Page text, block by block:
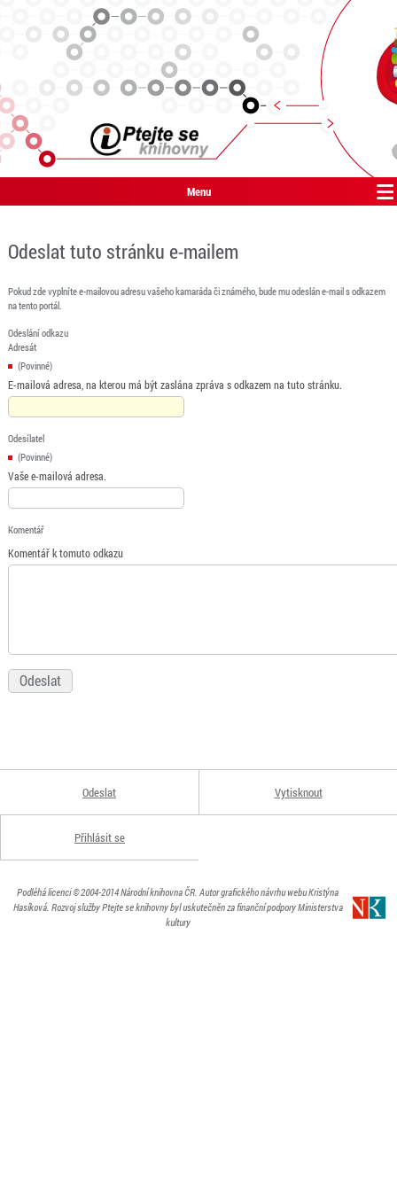
Menu
Odeslat tuto stránku e-mailem
Pokud zde vyplníte e-mailovou adresu vašeho kamaráda či známého, bude mu odeslán e-mail s odkazem
na tento portál.
Odeslání odkazu
Adresát
(Povinné)
E-mailová adresa, na kterou má být zaslána zpráva s odkazem na tuto stránku.
Odesílatel
(Povinné)
Vaše e-mailová adresa.
Komentář
Komentář k tomuto odkazu
Odeslat Vytisknout
Přihlásit se
Podléhá licenci© 2004-2014Národní knihovna ČR. Autor grafického návrhu webu Kristýna
Hasíková. Rozvoj služby Ptejte se knihovny byl uskutečněn za finanční podpory Ministerstva
kultury